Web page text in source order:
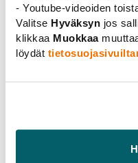
- Youtube-videoiden
Valitse Hyväksyn jos
klikkaa Muokkaa
löydät
vuosia. Vuoden 2023
pyritty lyhentämään.
osaamistasossa HTK-
sangen isoja eroja.
tulisi kiinnittää